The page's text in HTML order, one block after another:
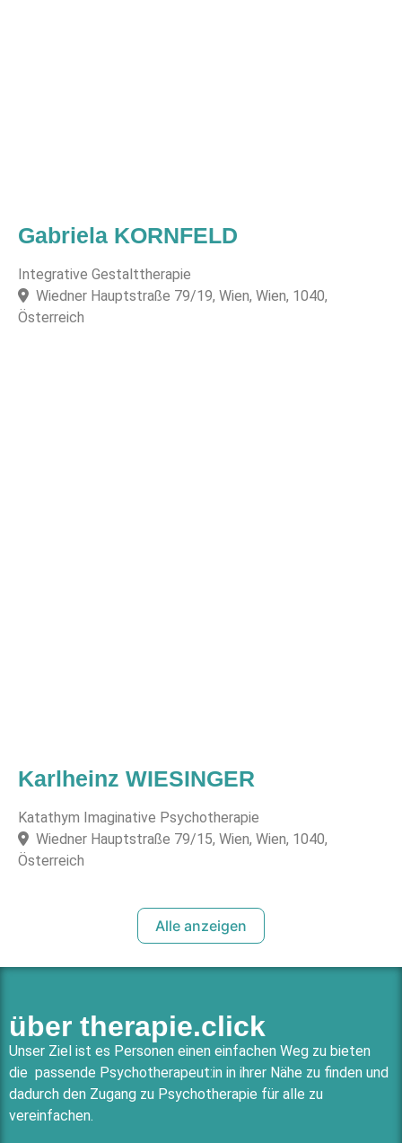
Gabriela KORNFELD
Integrative Gestalttherapie
Wiedner Hauptstraße 79/19, Wien, Wien, 1040,
Österreich
Karlheinz WIESINGER
Katathym Imaginative Psychotherapie
Wiedner Hauptstraße 79/15, Wien, Wien, 1040,
Österreich
Alle anzeigen
über therapie.click
Unser Ziel ist es Personen einen einfachen Weg zu bieten
die passende Psychotherapeut:in in ihrer Nähe zu finden und
dadurch den Zugang zu Psychotherapie für alle zu
vereinfachen.